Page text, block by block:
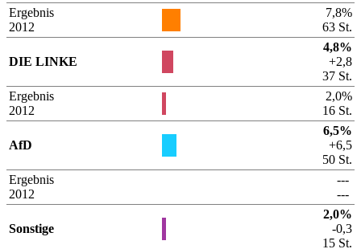
Ergebnis
2012
7,8%
63 St.
DIE LINKE
4,8%
+2,8
37 St.
Ergebnis
2012
2,0%
16 St.
AfD
6,5%
+6,5
50 St.
Ergebnis
2012
---
---
Sonstige
2,0%
-0,3
15 St.